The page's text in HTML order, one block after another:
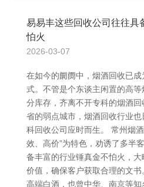
易易丰这些回收公司往往具
怕火
2026-03-07
在如今的阛阓中，烟酒回收已
式。不管是个东谈主闲置的高
分库存，齐离不开专科的烟酒
省的弱点城市，烟酒回收行业
科回收公司应时而生。 常州烟
效、高价”为特色，劝诱了多半
备丰富的行业锤真金不怕火，
价值，确保客户获取合理的文
高端白酒，也曾中华、南京等